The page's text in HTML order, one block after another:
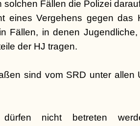
solchen Fällen die Polizei
eines Vergehens gegen das
Fällen, in denen
der HJ tragen.
sind vom SRD unter allen
dürfen nicht betreten